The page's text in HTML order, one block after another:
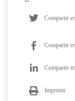
Compartir
Compartir
Compartir
Imprimir